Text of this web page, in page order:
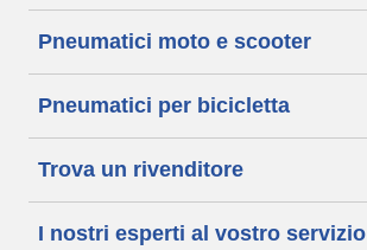
Pneumatici moto e scooter
Pneumatici per bicicletta
Trova un rivenditore
I nostri esperti al vostro servizio